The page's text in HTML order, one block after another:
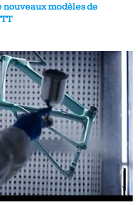
nouveaux modèles de